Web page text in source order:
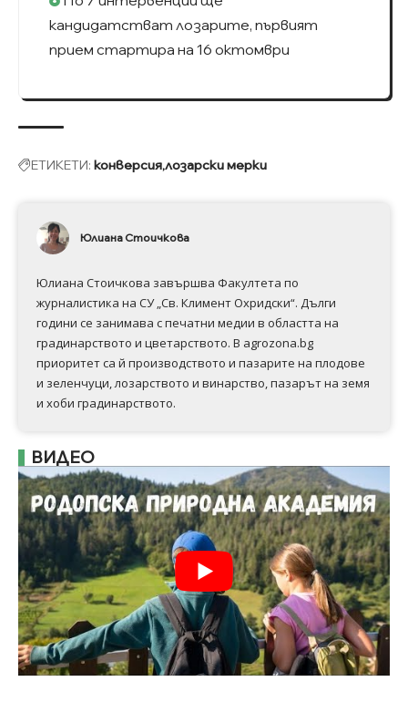
кандидатстват лозарите, първият
прием стартира на 16 октомври
ЕТИКЕТИ: конверсиялозарски мерки
Юлиана Стоичкова
Юлиана Стоичкова завършва Факултета по
журналистика на СУ „Св. Климент Охридски“. Дълги
години се занимава с печатни медии в областта на
градинарството и цветарството. В agrozona.bg
приоритет са й производството и пазарите на плодове
и зеленчуци, лозарството и винарство, пазарът на земя
и хоби градинарството.
ВИДЕО